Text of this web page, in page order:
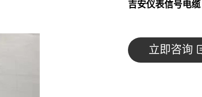
吉安仪表信号电缆
立即咨询